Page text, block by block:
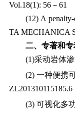
Vol.18(1): 56－ 61
(12) A
TA MECHANICA
二、专著和专
(1)采动岩体
(2) 一种便携
ZL201310115185.6
(3) 可视化多